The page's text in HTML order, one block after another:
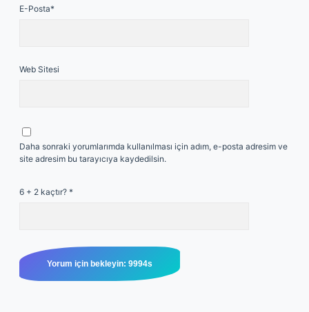
E-Posta*
Web Sitesi
Daha sonraki yorumlarımda kullanılması için adım, e-posta adresim ve
site adresim bu tarayıcıya kaydedilsin.
6 + 2 kaçtır? *